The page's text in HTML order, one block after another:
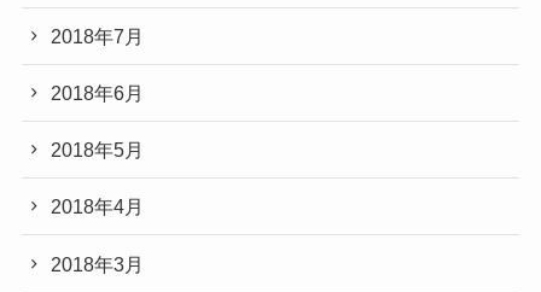
2018年7月
2018年6月
2018年5月
2018年4月
2018年3月